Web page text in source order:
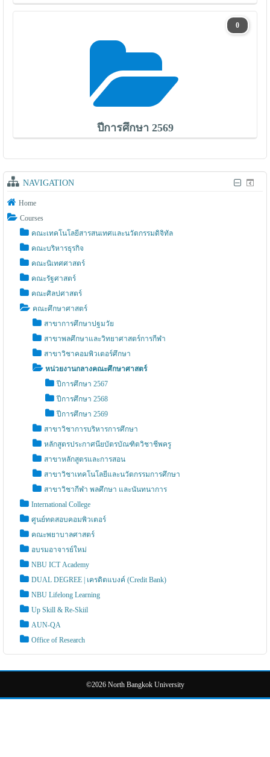
0
ปีการศึกษา 2569
NAVIGATION
Home
Courses
คณะเทคโนโลยีสารสนเทศและนวัตกรรมดิจิทัล
คณะบริหารธุรกิจ
คณะนิเทศศาสตร์
คณะรัฐศาสตร์
คณะศิลปศาสตร์
คณะศึกษาศาสตร์
สาขาการศึกษาปฐมวัย
สาขาพลศึกษาและวิทยาศาสตร์การกีฬา
สาขาวิชาคอมพิวเตอร์ศึกษา
หน่วยงานกลางคณะศึกษาศาสตร์
ปีการศึกษา 2567
ปีการศึกษา 2568
ปีการศึกษา 2569
สาขาวิชาการบริหารการศึกษา
หลักสูตรประกาศนียบัตรบัณฑิตวิชาชีพครู
สาขาหลักสูตรและการสอน
สาขาวิชาเทคโนโลยีและนวัตกรรมการศึกษา
สาขาวิชากีฬา พลศึกษา และนันทนาการ
International College
ศูนย์ทดสอบคอมพิวเตอร์
คณะพยาบาลศาสตร์
อบรมอาจารย์ใหม่
NBU ICT Academy
DUAL DEGREE | เครดิตแบงค์ (Credit Bank)
NBU Lifelong Learning
Up Skill & Re-Skiil
AUN-QA
Office of Research
©2026 North Bangkok University